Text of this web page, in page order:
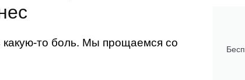
то боль. Мы прощаемся со